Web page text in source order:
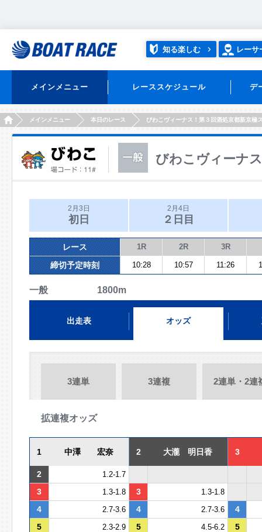
知る楽しむ レーサ
メインメニュー レーススケジュール デ
HOMEメインメニュー 本日のレース びわこヴィーナス！第３回酒処京都新京極
びわこヴィーナ
2月3日
初日
2月4日
２日目
レース 1R 2R 3R
締切予定時刻 10:28 10:57 11:26
一般 1800m
出走表 オッズ
3連単 3連複 2連単・2連
拡連複オッズ
1 中澤 宏奈 2 大瀧 明日香 3
2 1.2-1.7
3 1.3-1.8 3 1.3-1.8
4 2.7-3.6 4 2.7-3.6
4
5
2.3-2.9 5 4.5-6.2
5